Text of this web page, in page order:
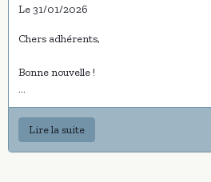
Le 31/01/2026
Chers adhérents,
Bonne nouvelle !
Les cravates du Comité du Souvenir du
désormais disponibles à la vente.
Élégantes, symboliques et porteuses de
Lire la suite